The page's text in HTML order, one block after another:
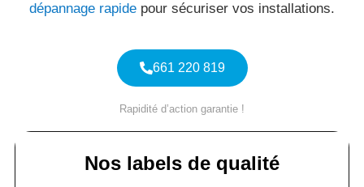
dépannage rapide pour sécuriser vos installations.
661 220 819
Rapidité d’action garantie !
Nos labels de qualité